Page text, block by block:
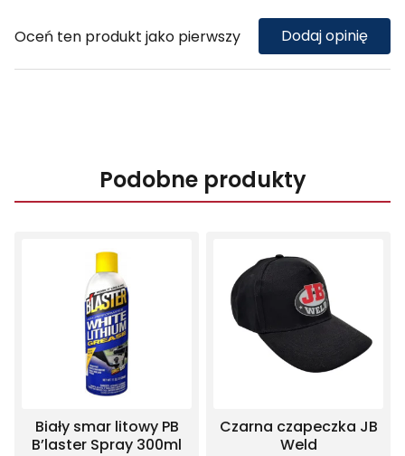
Oceń ten produkt jako pierwszy Dodaj opinię
Podobne produkty
Biały smar litowy PB
B’laster Spray 300ml
Czarna czapeczka JB
Weld